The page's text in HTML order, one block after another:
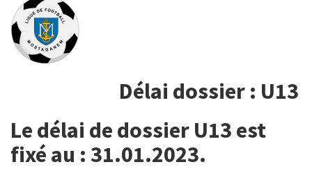
Délai dossier : U13
Le délai de dossier U13 est
fixé au : 31.01.2023.